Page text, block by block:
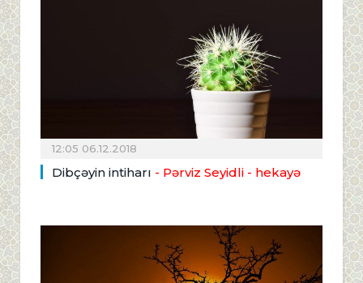
12:05 06.12.2018
Dibçəyin intiharı - Pərviz Seyidli - hekayə